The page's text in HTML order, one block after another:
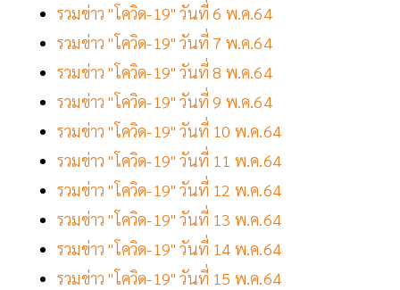
รวมข่าว "โควิด-19" วันที่ 6 พ.ค.64
รวมข่าว "โควิด-19" วันที่ 7 พ.ค.64
รวมข่าว "โควิด-19" วันที่ 8 พ.ค.64
รวมข่าว "โควิด-19" วันที่ 9 พ.ค.64
รวมข่าว "โควิด-19" วันที่ 10 พ.ค.64
รวมข่าว "โควิด-19" วันที่ 11 พ.ค.64
รวมข่าว "โควิด-19" วันที่ 12 พ.ค.64
รวมข่าว "โควิด-19" วันที่ 13 พ.ค.64
รวมข่าว "โควิด-19" วันที่ 14 พ.ค.64
รวมข่าว "โควิด-19" วันที่ 15 พ.ค.64